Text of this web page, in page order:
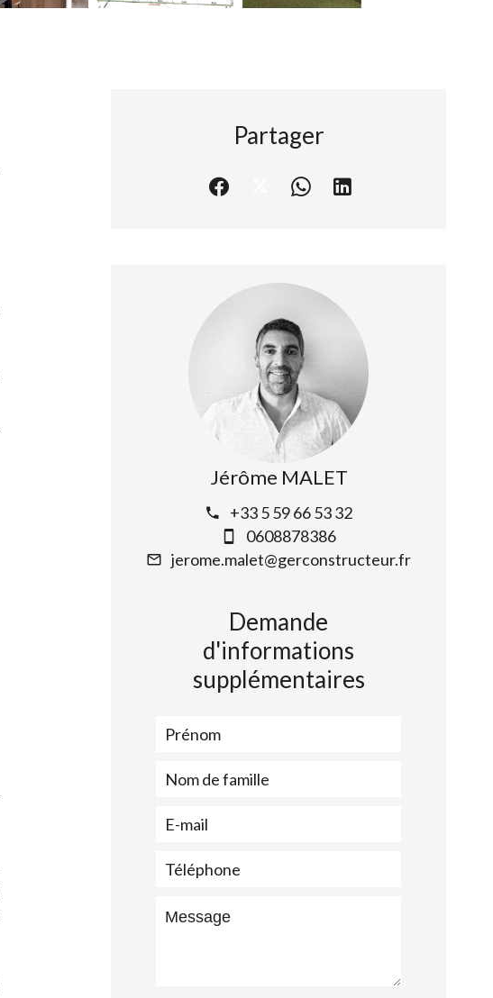
Partager
Jérôme MALET
+33 5 59 66 53 32
0608878386
jerome.malet@gerconstructeur.fr
Demande
d'informations
supplémentaires